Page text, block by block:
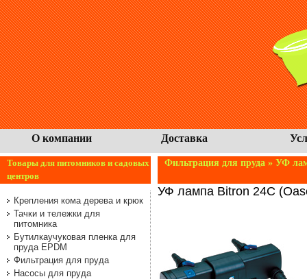
О компании Доставка
Товары для питомников и садовых
центров
Крепления кома дерева и крюк
Тачки и тележки для
питомника
Бутилкаучуковая пленка для
пруда EPDM
Фильтрация для пруда
Насосы для пруда
Фильтрация для пруда » УФ
УФ лампа Bitron 24C